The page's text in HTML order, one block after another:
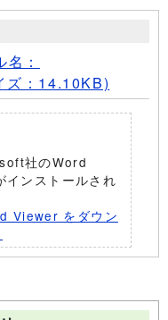
：
：14.10KB)
社のWord
ンストールされ
Viewer をダウン